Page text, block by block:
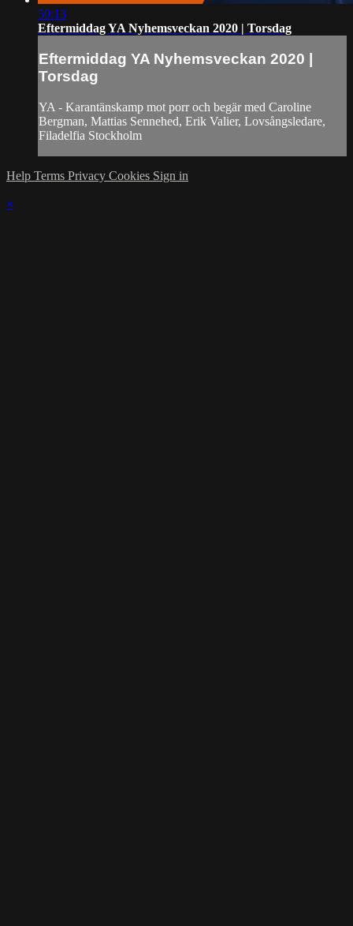
50:13
Eftermiddag YA Nyhemsveckan 2020 | Torsdag
Eftermiddag YA Nyhemsveckan 2020 |
Torsdag
YA - Karantänskamp mot porr och begär med Caroline
Bergman, Mattias Sennehed, Erik Valier, Lovsångsledare,
Filadelfia Stockholm
Help Terms Privacy Cookies Sign in
×